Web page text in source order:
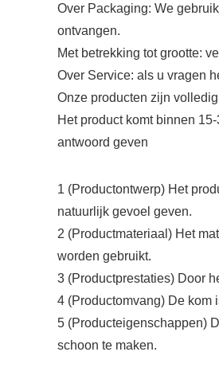
Over Packaging: We
ontvangen.
Met betrekking tot grootte:
Over Service: als u vragen
Onze producten zijn
Het product komt binnen
antwoord geven
1 (Productontwerp) Het
natuurlijk gevoel geven.
2 (Productmateriaal) Het
worden gebruikt.
3 (Productprestaties) Door
4 (Productomvang) De kom
5 (Producteigenschappen)
schoon te maken.